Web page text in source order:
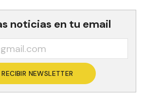
noticias en tu email
RECIBIR NEWSLETTER